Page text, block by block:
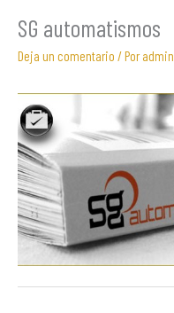
SG automatismos
Deja un comentario / Poradmin